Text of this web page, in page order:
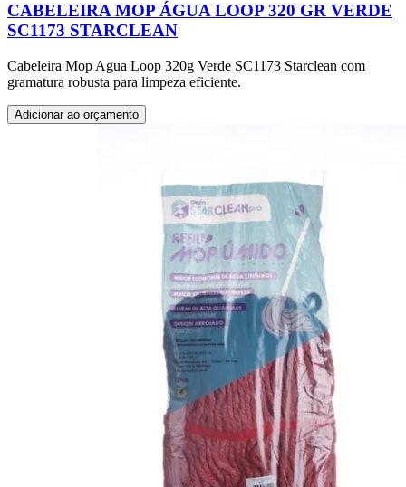
CABELEIRA MOP ÁGUA LOOP 320 GR VERDE
SC1173 STARCLEAN
Cabeleira Mop Agua Loop 320g Verde SC1173 Starclean com
gramatura robusta para limpeza eficiente.
Adicionar ao orçamento